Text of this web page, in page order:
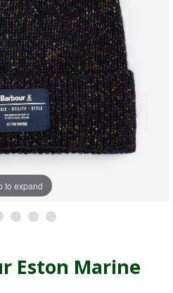
to expand
Eston Marine